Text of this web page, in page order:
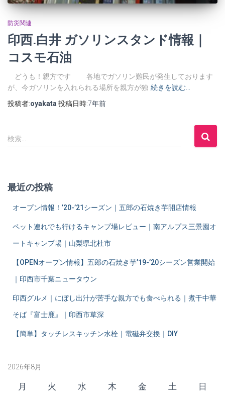
防災関連
印西.白井 ガソリンスタンド情報｜
コスモ石油
どうも！親方です 各地でガソリン難民が発生しております
が、今ガソリンを入れられる場所を親方が独 続きを読む…
投稿者:oyakata 投稿日時:7年前
検
索
検索…
最近の投稿
オープン情報！’20-’21シーズン｜五郎の石焼き芋開店情報
ペット連れでも行けるキャンプ場レビュー｜南アルプス三景園オ
ートキャンプ場｜山梨県北杜市
【OPENオープン情報】五郎の石焼き芋’19-’20シーズン営業開始
｜印西市千葉ニュータウン
印西グルメ｜にぼし出汁が苦手な親方でも食べられる｜煮干中華
そば『富士鹿』｜印西市草深
【簡単】タッチレスキッチン水栓｜電磁弁交換｜DIY
2026年8月
月 火 水 木 金 土 日